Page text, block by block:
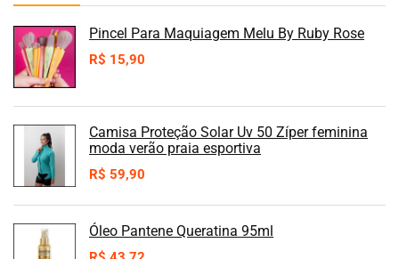
Pincel Para Maquiagem Melu By Ruby Rose
R$ 15,90
Camisa Proteção Solar Uv 50 Zíper feminina
moda verão praia esportiva
R$ 59,90
Óleo Pantene Queratina 95ml